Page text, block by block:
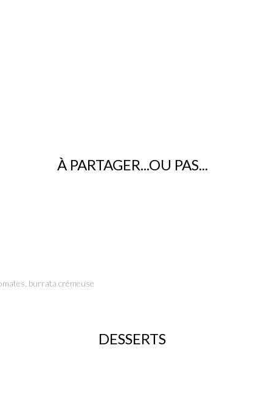
À PARTAGER...OU PAS...
burrata crémeuse
DESSERTS